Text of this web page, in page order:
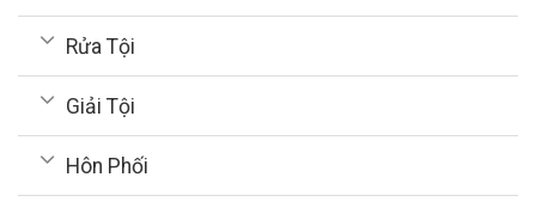
Rửa Tội
Giải Tội
Hôn Phối